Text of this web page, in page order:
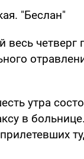
"Беслан"
весь
утра
в